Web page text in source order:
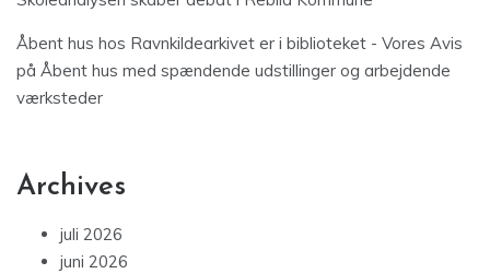
Åbent hus hos Ravnkildearkivet er i biblioteket - Vores Avis
på Åbent hus med spændende udstillinger og arbejdende
værksteder
Archives
juli 2026
juni 2026